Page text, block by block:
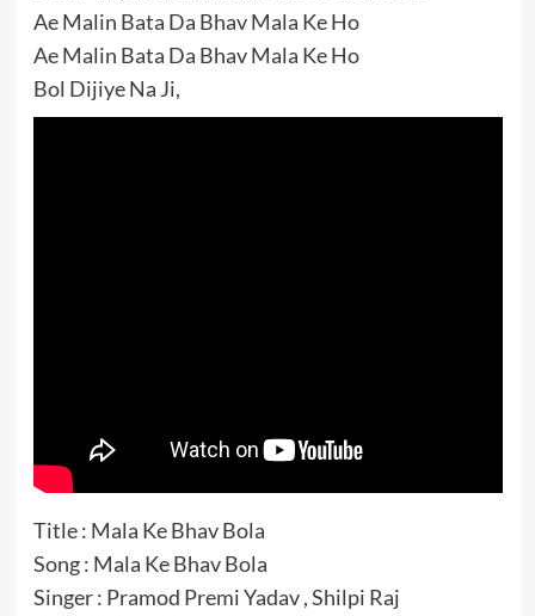
Ae Malin Bata Da Bhav Mala Ke Ho
Ae Malin Bata Da Bhav Mala Ke Ho
Bol Dijiye Na Ji,
Title : Mala Ke Bhav Bola
Song : Mala Ke Bhav Bola
Singer : Pramod Premi Yadav , Shilpi Raj